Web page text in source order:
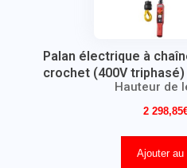
Palan électrique à
crochet (400V triphasé)
Hauteur de
2 298,85
Ajouter au